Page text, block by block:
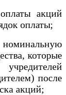
акций
оплаты;
которые
после
акций;